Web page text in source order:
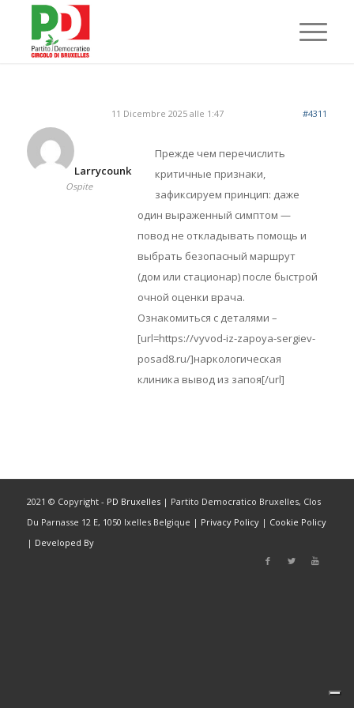
11 Dicembre 2025 alle 1:47 #4311
Larrycounk
Ospite
Прежде чем перечислить
критичные признаки,
зафиксируем принцип: даже
один выраженный симптом —
повод не откладывать помощь и
выбрать безопасный маршрут
(дом или стационар) после быстрой
очной оценки врача.
Ознакомиться с деталями –
[url=https://vyvod-iz-zapoya-sergiev-
posad8.ru/]наркологическая
клиника вывод из запоя[/url]
2021 © Copyright - PD Bruxelles| Partito Democratico Bruxelles, Clos
Du Parnasse 12 E, 1050 Ixelles Belgique | Privacy Policy| Cookie Policy
| Developed By